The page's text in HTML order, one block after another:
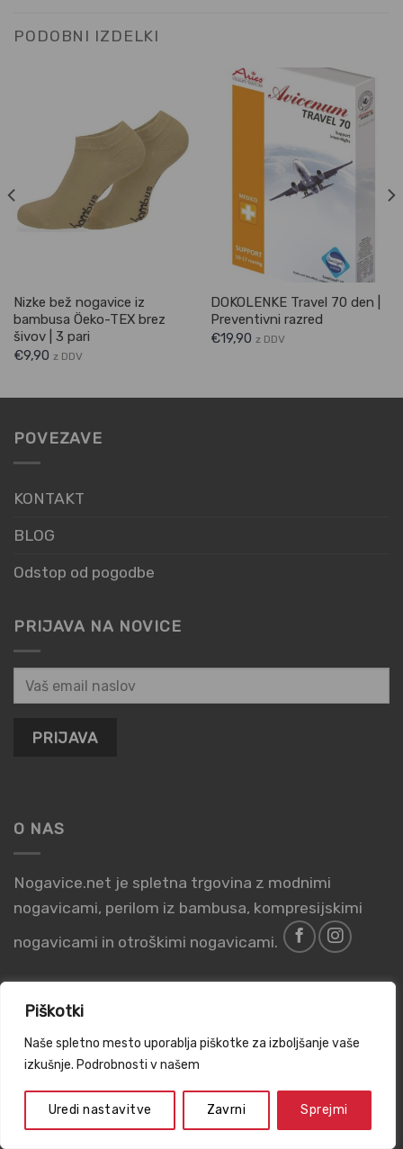
Piškotki
Naše spletno mesto uporablja piškotke za izboljšanje vaše
izkušnje. Podrobnosti v našem
Uredi nastavitve Zavrni Sprejmi
PODOBNI IZDELKI
Nizke bež nogavice iz
bambusa Öeko-TEX brez
šivov | 3 pari
€9,90 z DDV
DOKOLENKE Travel 70 den |
Preventivni razred
€19,90 z DDV
POVEZAVE
KONTAKT
BLOG
Odstop od pogodbe
PRIJAVA NA NOVICE
O NAS
Nogavice.net je spletna trgovina z modnimi
nogavicami, perilom iz bambusa, kompresijskimi
nogavicami in otroškimi nogavicami.
PIŠKOTKI POGOJI POSLOVANJA
INFORMACIJE O PODJETJU